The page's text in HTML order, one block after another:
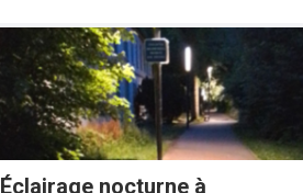
Éclairage nocturne à